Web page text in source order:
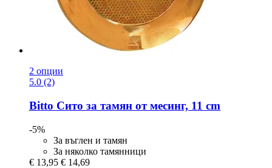
2 опции
5.0 (2)
Bitto Сито за тамян от месинг, 11 cm
-5%
За въглен и тамян
За няколко тамянници
€ 13,95 € 14,69